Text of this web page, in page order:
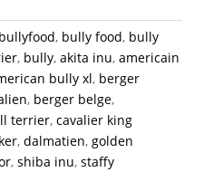
bullyfood, bully food, bully
, bully, akita inu, americain
bully xl, berger
, berger belge,
terrier, cavalier king
, dalmatien, golden
, shiba inu, staffy